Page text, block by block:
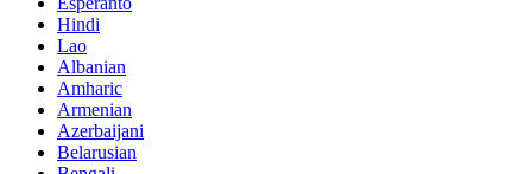
Hindi
Lao
Albanian
Amharic
Armenian
Azerbaijani
Belarusian